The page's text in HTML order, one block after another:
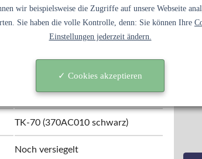
einen Verkaufspreis
ermitteln!
Kyocera
TK-70 (370AC010 schwarz)
Noch versiegelt
wir beispielsweise die Zugriffe auf unsere Webseite
Sie haben die volle Kontrolle, denn: Sie können Ihre
Einstellungen jederzeit ändern.
✓ Cookies akzeptieren